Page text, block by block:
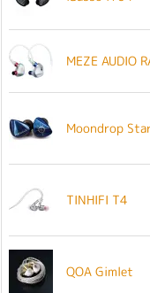
MEZE AUDIO
Moondrop
TINHIFI T4
QOA Gimlet